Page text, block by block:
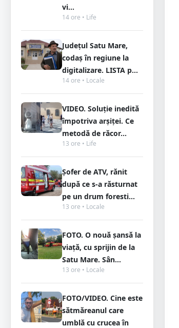
vi...
14 ore • Life
Județul Satu Mare,
codaș în regiune la
digitalizare. LISTA p...
14 ore • Locale
VIDEO. Soluție inedită
împotriva arșiței. Ce
metodă de răcor...
13 ore • Life
Șofer de ATV, rănit
după ce s-a răsturnat
pe un drum foresti...
13 ore • Locale
FOTO. O nouă șansă la
viață, cu sprijin de la
Satu Mare. Sân...
13 ore • Locale
FOTO/VIDEO. Cine este
sătmăreanul care
umblă cu crucea în